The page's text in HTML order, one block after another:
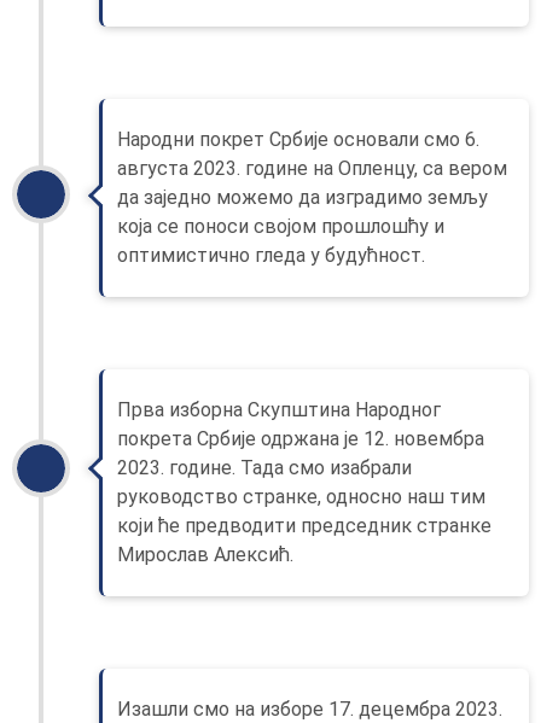
Народни покрет Србије основали смо 6.
августа 2023. године на Опленцу, са вером
да заједно можемо да изградимо земљу
која се поноси својом прошлошћу и
оптимистично гледа у будућност.
Прва изборна Скупштина Народног
покрета Србије одржана је 12. новембра
2023. године. Тада смо изабрали
руководство странке, односно наш тим
који ће предводити председник странке
Мирослав Алексић.
Изашли смо на изборе 17. децембра 2023.